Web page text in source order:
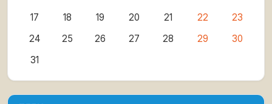
17
18 19 20 21 22
23
24
25 26 27 28 29
30
31